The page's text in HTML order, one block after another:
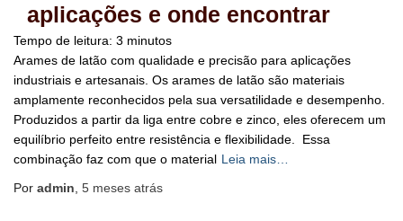
aplicações e onde encontrar
Tempo de leitura: 3 minutos
Arames de latão com qualidade e precisão para aplicações
industriais e artesanais. Os arames de latão são materiais
amplamente reconhecidos pela sua versatilidade e desempenho.
Produzidos a partir da liga entre cobre e zinco, eles oferecem um
equilíbrio perfeito entre resistência e flexibilidade. Essa
combinação faz com que o material Leia mais…
Por admin, 5 meses atrás